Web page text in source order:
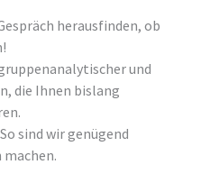
herausfinden, ob
und
die Ihnen bislang
sind wir genügend